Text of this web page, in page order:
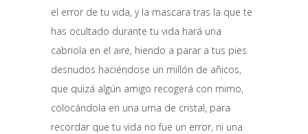
el error de tu vida, y la mascara tras la que te
has ocultado durante tu vida hará una
cabriola en el aire, hiendo a parar a tus pies
desnudos haciéndose un millón de añicos,
que quizá algún amigo recogerá con mimo,
colocándola en una urna de cristal, para
recordar que tu vida no fue un error, ni una